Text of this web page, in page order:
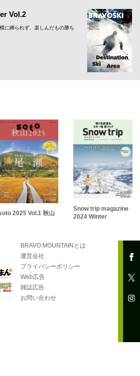
Vol.2
に縛られず、楽しんだもの勝ち
2025 Vol.1 秋山
Snow trip magazine
2024 Winter
BRAVO MOUNTAINとは
運営会社
プライバシーポリシー
Web広告
雑誌広告
お問い合わせ